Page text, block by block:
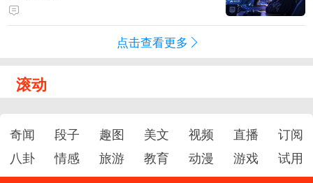
点击查看更多
滚动
奇闻 段子 趣图 美文 视频 直播
订阅
八卦
情感 旅游 教育 动漫 游戏 试用